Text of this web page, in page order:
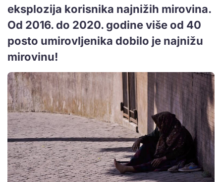
eksplozija korisnika najnižih mirovina.
Od 2016. do 2020. godine više od 40
posto umirovljenika dobilo je najnižu
mirovinu!